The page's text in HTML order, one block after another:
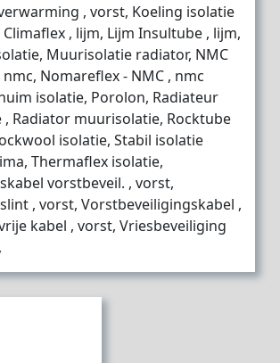
, vorst, Koeling isolatie
, lijm, Lijm Insultube , lijm,
Muurisolatie radiator, NMC
Nomareflex - NMC , nmc
isolatie, Porolon, Radiateur
Radiator muurisolatie, Rocktube
isolatie, Stabil isolatie
Thermaflex isolatie,
vorstbeveil. , vorst,
, vorst, Vorstbeveiligingskabel ,
kabel , vorst, Vriesbeveiliging